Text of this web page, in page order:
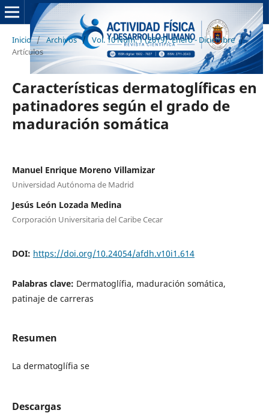
Inicio / Archivos / Vol. 10 Núm. 1 (2019): Enero - Diciembre /
Artículos
Características dermatoglíficas en
patinadores según el grado de
maduración somática
Manuel Enrique Moreno Villamizar
Universidad Autónoma de Madrid
Jesús León Lozada Medina
Corporación Universitaria del Caribe Cecar
DOI: https://doi.org/10.24054/afdh.v10i1.614
Palabras clave: Dermatoglífia, maduración somática,
patinaje de carreras
Resumen
La dermatoglífia se
Descargas